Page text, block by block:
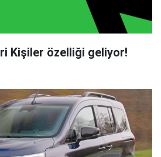
Kişiler özelliği geliyor!